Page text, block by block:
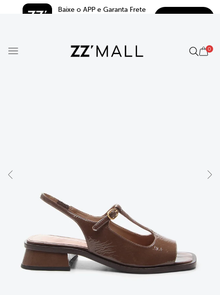
Baixe o APP e Garanta Frete
0